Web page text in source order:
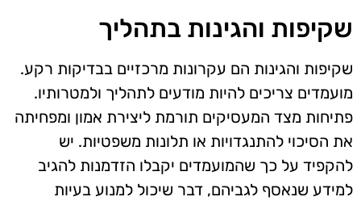
שקיפות והגינות בתהליך
שקיפות והגינות הם עקרונות מרכזיים בבדיקות רקע.
מועמדים צריכים להיות מודעים לתהליך ולמטרותיו.
פתיחות מצד המעסיקים תורמת ליצירת אמון ומפחיתה
את הסיכוי להתנגדויות או תלונות משפטיות. יש
להקפיד על כך שהמועמדים יקבלו הזדמנות להגיב
למידע שנאסף לגביהם, דבר שיכול למנוע בעיות